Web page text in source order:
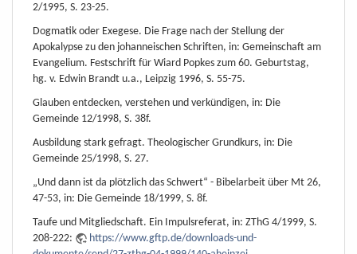
2/1995, S. 23-25.
Dogmatik oder Exegese. Die Frage nach der Stellung der
Apokalypse zu den johanneischen Schriften, in: Gemeinschaft am
Evangelium. Festschrift für Wiard Popkes zum 60. Geburtstag,
hg. v. Edwin Brandt u.a., Leipzig 1996, S. 55-75.
Glauben entdecken, verstehen und verkündigen, in: Die
Gemeinde 12/1998, S. 38f.
Ausbildung stark gefragt. Theologischer Grundkurs, in: Die
Gemeinde 25/1998, S. 27.
„Und dann ist da plötzlich das Schwert“ - Bibelarbeit über Mt 26,
47-53, in: Die Gemeinde 18/1999, S. 8f.
Taufe und Mitgliedschaft. Ein Impulsreferat, in: ZThG 4/1999, S.
208-222:
https://www.gftp.de/downloads-und-